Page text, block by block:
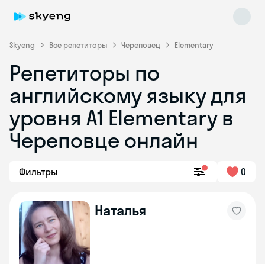
Skyeng Все репетиторы Череповец Elementary
Репетиторы по
английскому языку для
уровня A1 Elementary в
Череповце онлайн
Фильтры 0
Наталья
Skyeng Chat